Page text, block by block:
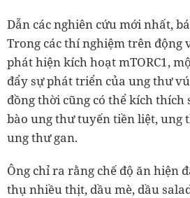
Dẫn các nghiên cứu mới nhất,
Trong các thí nghiệm trên động
phát hiện kích hoạt mTORC1,
đẩy sự phát triển của ung thư
đồng thời cũng có thể kích thích
bào ung thư tuyến tiền liệt, ung
ung thư gan.
Ông chỉ ra rằng chế độ ăn hiện
thụ nhiều thịt, dầu mè, dầu